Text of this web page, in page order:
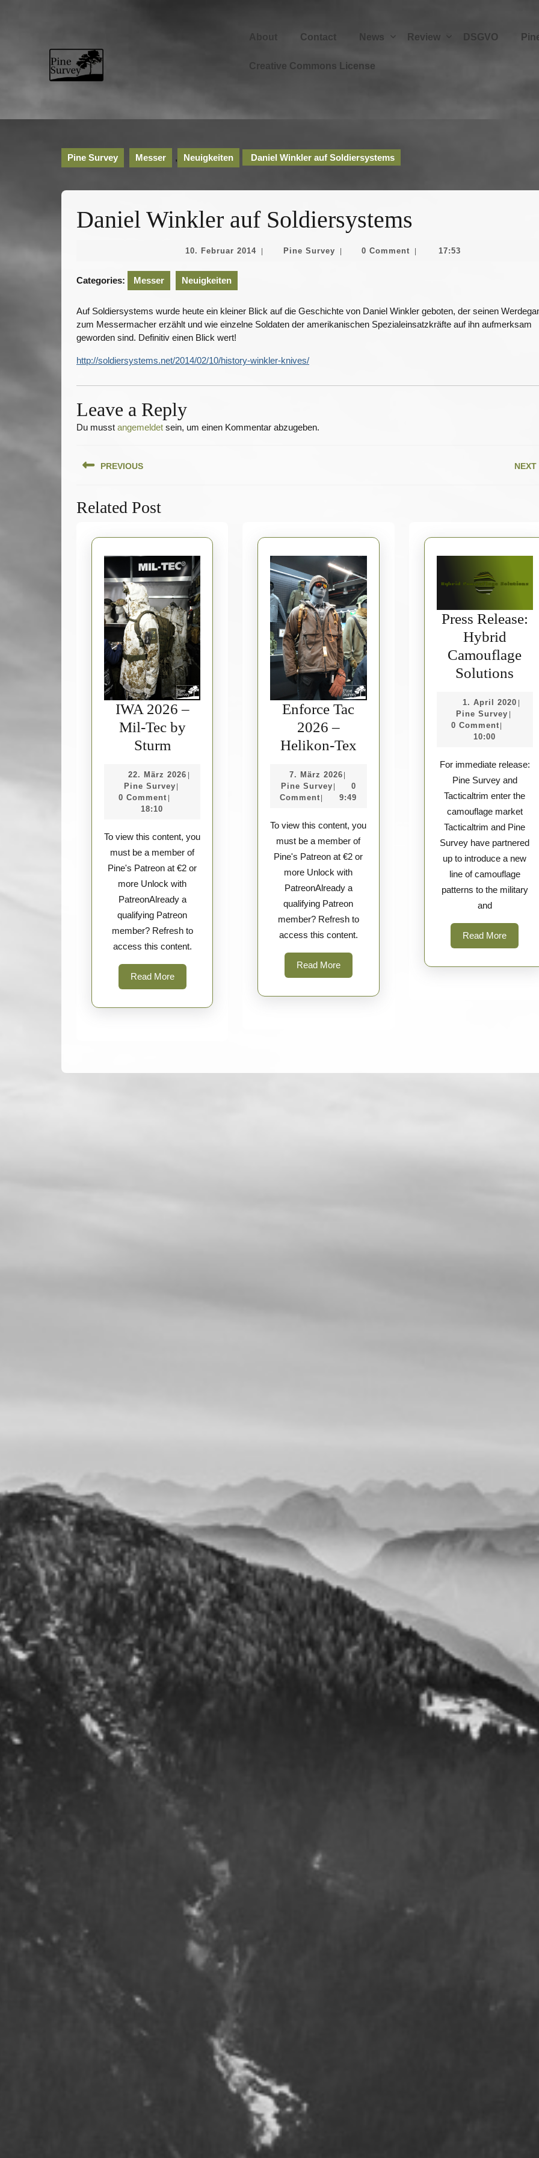
About Contact News Review DSGVO
Creative Commons License
Pine Survey Messer , Neuigkeiten Daniel Winkler auf Soldiersystems
Daniel Winkler auf Soldiersystems
10. Februar 201410.
Pine SurveyPine
0 Comment 17:53
Categories: Messer Neuigkeiten
Auf Soldiersystems wurde heute ein kleiner Blick auf die Geschichte von Daniel Winkler geboten, der seinen
zum Messermacher erzählt und wie einzelne Soldaten der amerikanischen Spezialeinsatzkräfte auf ihn aufmerksam
geworden sind. Definitiv einen Blick wert!
http://soldiersystems.net/2014/02/10/history-winkler-knives/
Leave a Reply
Du musst angemeldet sein, um einen Kommentar abzugeben.
Beitragsnavigation
PREVIOUS
post:
NEXT
Related Post
IWA 2026 –
Mil-Tec by
SturmIWA
–
by
Sturm
22. März 2026 22.
Pine SurveyPine
0 Comment
18:10
To view this content, you
must be a member of
Pine's Patreon at €2 or
more Unlock with
PatreonAlready a
qualifying Patreon
member? Refresh to
access this content.
Read MoreRead
More
Enforce Tac
2026 –
Helikon-TexEnforce
–
Tex
7. März 20267.
März
2026
Pine SurveyPine
Survey
0
Comment
9:49
To view this content, you
must be a member of
Pine's Patreon at €2 or
more Unlock with
PatreonAlready a
qualifying Patreon
member? Refresh to
access this content.
Read MoreRead
More
Press Release:
Hybrid
Camouflage
Solutions
1. April 2020 1.
Pine Survey Pine
0 Comment
10:00
For immediate release:
Pine Survey and
Tacticaltrim enter the
camouflage market
Tacticaltrim and Pine
Survey have partnered
up to introduce a new
line of camouflage
patterns to the military
and
Read MoreRead
More